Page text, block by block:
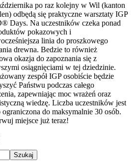
po raz kolejny w Wil (kanton
odbędą się praktyczne warsztaty IGP
Days. Na uczestników czeka ponad
pokazowych i
linia do proszkowego
drewna. Bedzie to również
okazja do zapoznania się z
osiągnięciami w tej dziedzinie.
zespół IGP osobiście będzie
Państwu podczas całego
zapewniając moc wrażeń oraz
wiedzę. Liczba uczestników jest
do maksymalnie 30 osób.
miejsce już teraz!
Szukaj